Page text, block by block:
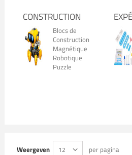
CONSTRUCTION
Blocs de
Construction
Magnétique
Robotique
Puzzle
Weergeven 12 per pagina